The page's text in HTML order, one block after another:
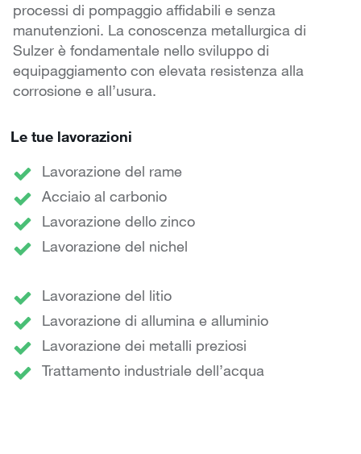
processi di pompaggio affidabili e senza
manutenzioni. La conoscenza metallurgica di
Sulzer è fondamentale nello sviluppo di
equipaggiamento con elevata resistenza alla
corrosione e all’usura.
Le tue lavorazioni
Lavorazione del rame
Acciaio al carbonio
Lavorazione dello zinco
Lavorazione del nichel
Lavorazione del litio
Lavorazione di allumina e alluminio
Lavorazione dei metalli preziosi
Trattamento industriale dell’acqua